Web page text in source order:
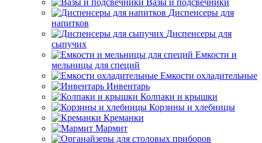
Диспенсеры для
напитков
Диспенсеры для
сыпучих
Емкости и
мельницы для специй
Емкости охладительные
Инвентарь
Колпаки и крышки
Корзины и хлебницы
Креманки
Мармит